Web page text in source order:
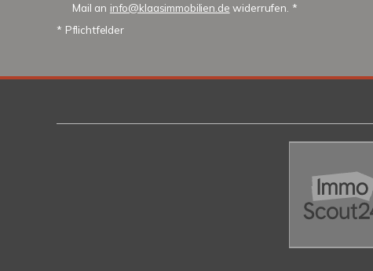
Mail an info@klaasimmobilien.de widerrufen. *
* Pflichtfelder